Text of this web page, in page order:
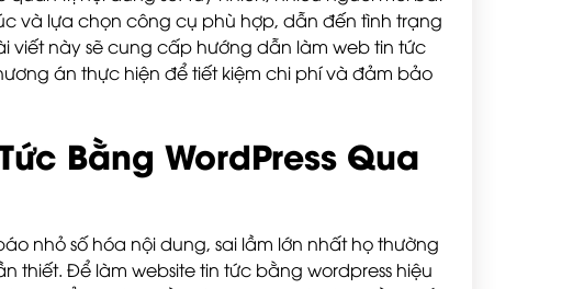
và lựa chọn công cụ phù hợp, dẫn đến tình trạng
viết này sẽ cung cấp hướng dẫn làm web tin tức
án thực hiện để tiết kiệm chi phí và đảm bảo
Bằng WordPress Qua
nhỏ số hóa nội dung, sai lầm lớn nhất họ thường
Để làm website tin tức bằng wordpress hiệu